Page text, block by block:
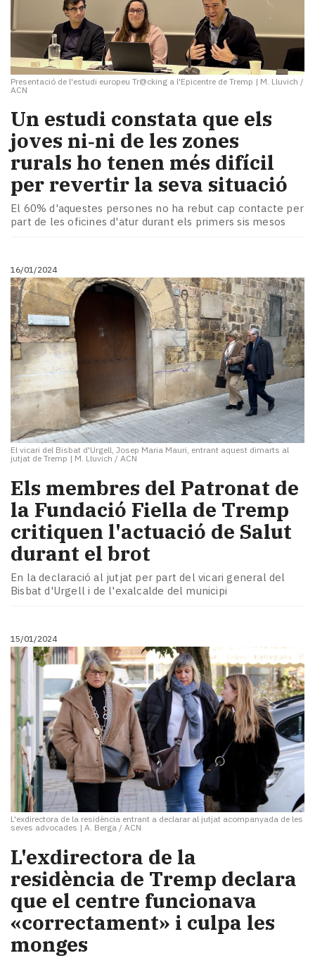
Presentació de l'estudi europeu Tr@cking a l'Epicentre de Tremp | M. Lluvich /
ACN
Un estudi constata que els
joves ni‑ni de les zones
rurals ho tenen més difícil
per revertir la seva situació
El 60% d'aquestes persones no ha rebut cap contacte per
part de les oficines d'atur durant els primers sis mesos
16/01/2024
El vicari del Bisbat d'Urgell, Josep Maria Mauri, entrant aquest dimarts al
jutjat de Tremp | M. Lluvich / ACN
Els membres del Patronat de
la Fundació Fiella de Tremp
critiquen l'actuació de Salut
durant el brot
En la declaració al jutjat per part del vicari general del
Bisbat d'Urgell i de l'exalcalde del municipi
15/01/2024
L'exdirectora de la residència entrant a declarar al jutjat acompanyada de les
seves advocades | A. Berga / ACN
L'exdirectora de la
residència de Tremp declara
que el centre funcionava
«correctament» i culpa les
monges